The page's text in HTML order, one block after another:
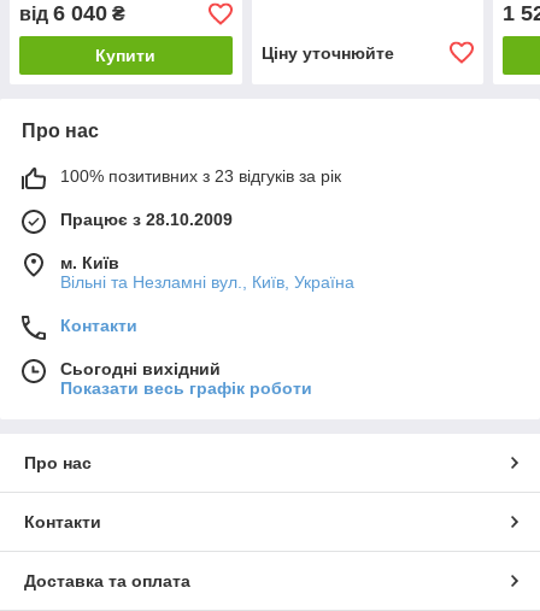
від 6 040 ₴
Купити Ціну уточнюйте
1
Про нас
100% позитивних з 23 відгуків за рік
Працює з 28.10.2009
м. Київ
Вільні та Незламні вул., Київ, Україна
Контакти
Сьогодні вихідний
Показати весь графік роботи
Про нас
Контакти
Доставка та оплата